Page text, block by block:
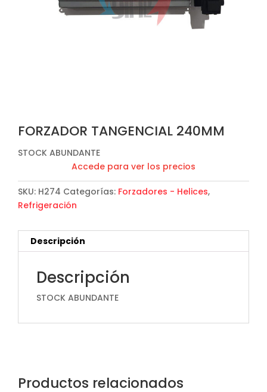
FORZADOR TANGENCIAL 240MM
STOCK ABUNDANTE
Accede para ver los precios
SKU: H274 Categorías: Forzadores - Helices,
Refrigeración
Descripción
Descripción
STOCK ABUNDANTE
Productos relacionados